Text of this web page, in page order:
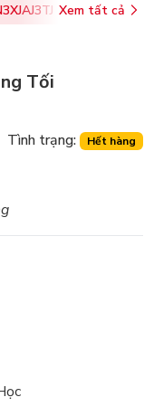
Xem tất cả
Tối
Tình trạng: Hết hàng